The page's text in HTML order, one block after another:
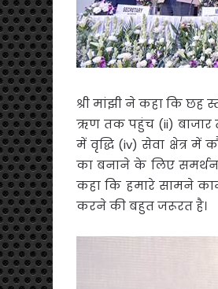
श्री मांझी ने कहा कि छह
ऋण तक पहुंच (ii) बाजार
में वृद्धि (iv) सेवा क्षेत्र में
का बनाने के लिए समर्थन
कहा कि हमारे सामने
करने की बहुत जरूरत है।